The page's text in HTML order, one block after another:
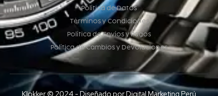
Política de Datos
Términos y Condiciones
Política de Envíos y Pagos
Política de Cambios y Devoluciones